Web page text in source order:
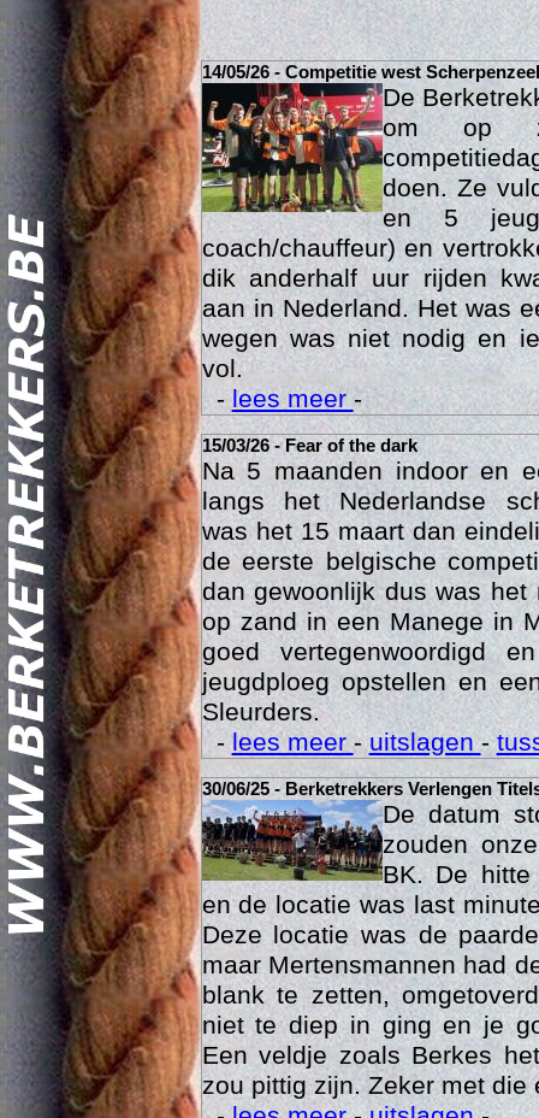
14/05/26 - Competitie west Scherpenzeel
De
om op
doen. Ze
en 5
coach/chauffeur) en
dik anderhalf uur rijden
aan in Nederland. Het was
wegen was niet nodig en
vol.
-lees meer-
15/03/26 - Fear of the dark
Na 5 maanden indoor en
langs het Nederlandse
was het 15 maart dan
de eerste belgische
dan gewoonlijk dus was
op zand in een Manege in
goed vertegenwoordigd
jeugdploeg opstellen en
Sleurders.
-lees meer-uitslagen-
30/06/25 - Berketrekkers Verlengen
De datum
zouden
BK. De
en de locatie was last
Deze locatie was de
maar Mertensmannen had
blank te zetten,
niet te diep in ging en je
Een veldje zoals Berkes
zou pittig zijn. Zeker met die